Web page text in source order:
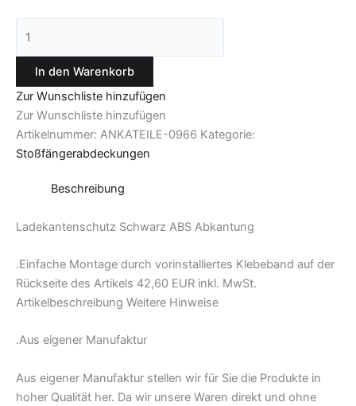
In den Warenkorb
Zur Wunschliste hinzufügen
Zur Wunschliste hinzufügen
Artikelnummer: ANKATEILE-0966 Kategorie:
Stoßfängerabdeckungen
Beschreibung
Ladekantenschutz Schwarz ABS Abkantung
.Einfache Montage durch vorinstalliertes Klebeband auf der
Rückseite des Artikels 42,60 EUR inkl. MwSt.
Artikelbeschreibung Weitere Hinweise
.Aus eigener Manufaktur
Aus eigener Manufaktur stellen wir für Sie die Produkte in
hoher Qualität her. Da wir unsere Waren direkt und ohne